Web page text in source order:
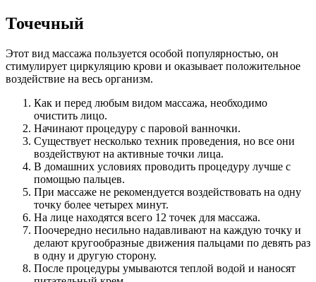
Точечный
Этот вид массажа пользуется особой популярностью, он
стимулирует циркуляцию крови и оказывает положительное
воздействие на весь организм.
Как и перед любым видом массажа, необходимо
очистить лицо.
Начинают процедуру с паровой ванночки.
Существует несколько техник проведения, но все они
воздействуют на активные точки лица.
В домашних условиях проводить процедуру лучше с
помощью пальцев.
При массаже не рекомендуется воздействовать на одну
точку более четырех минут.
На лице находятся всего 12 точек для массажа.
Поочередно несильно надавливают на каждую точку и
делают кругообразные движения пальцами по девять раз
в одну и другую сторону.
После процедуры умываются теплой водой и наносят